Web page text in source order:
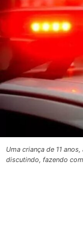
Uma criança de 11
discutindo, fazendo